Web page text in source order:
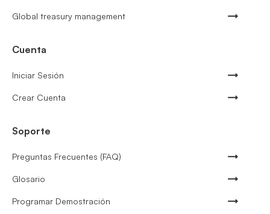
Global treasury management
Cuenta
Iniciar Sesión
Crear Cuenta
Soporte
Preguntas Frecuentes (FAQ)
Glosario
Programar Demostración